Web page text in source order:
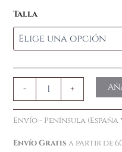
Talla
- +
Envío - Península
Envío Gratis a partir de